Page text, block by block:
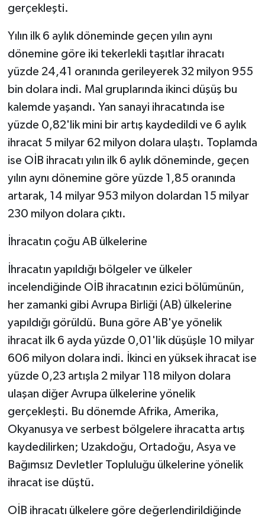
gerçekleşti.
Yılın ilk 6 aylık döneminde geçen yılın aynı
dönemine göre iki tekerlekli taşıtlar ihracatı
yüzde 24,41 oranında gerileyerek 32 milyon 955
bin dolara indi. Mal gruplarında ikinci düşüş bu
kalemde yaşandı. Yan sanayi ihracatında ise
yüzde 0,82'lik mini bir artış kaydedildi ve 6 aylık
ihracat 5 milyar 62 milyon dolara ulaştı. Toplamda
ise OİB ihracatı yılın ilk 6 aylık döneminde, geçen
yılın aynı dönemine göre yüzde 1,85 oranında
artarak, 14 milyar 953 milyon dolardan 15 milyar
230 milyon dolara çıktı.
İhracatın çoğu AB ülkelerine
İhracatın yapıldığı bölgeler ve ülkeler
incelendiğinde OİB ihracatının ezici bölümünün,
her zamanki gibi Avrupa Birliği (AB) ülkelerine
yapıldığı görüldü. Buna göre AB'ye yönelik
ihracat ilk 6 ayda yüzde 0,01'lik düşüşle 10 milyar
606 milyon dolara indi. İkinci en yüksek ihracat ise
yüzde 0,23 artışla 2 milyar 118 milyon dolara
ulaşan diğer Avrupa ülkelerine yönelik
gerçekleşti. Bu dönemde Afrika, Amerika,
Okyanusya ve serbest bölgelere ihracatta artış
kaydedilirken; Uzakdoğu, Ortadoğu, Asya ve
Bağımsız Devletler Topluluğu ülkelerine yönelik
ihracat ise düştü.
OİB ihracatı ülkelere göre değerlendirildiğinde